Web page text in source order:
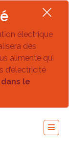
électrique
des
alimente qui
d’électricité
dans le